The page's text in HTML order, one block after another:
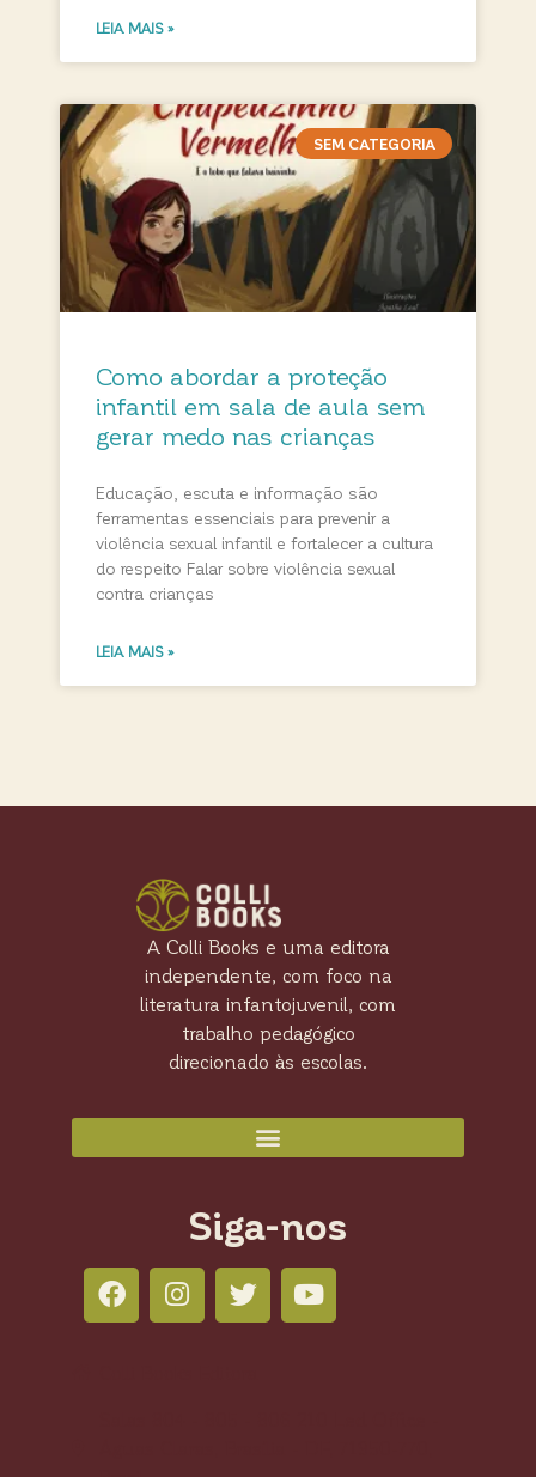
LEIA MAIS »
SEM CATEGORIA
Como abordar a proteção
infantil em sala de aula sem
gerar medo nas crianças
Educação, escuta e informação são
ferramentas essenciais para prevenir a
violência sexual infantil e fortalecer a cultura
do respeito Falar sobre violência sexual
contra crianças
LEIA MAIS »
A Colli Books e uma editora
independente, com foco na
literatura infantojuvenil, com
trabalho pedagógico
direcionado às escolas.
Siga-nos